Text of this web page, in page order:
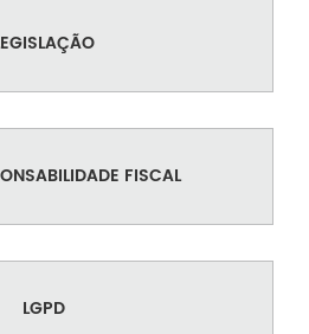
FISCAL
LGPD